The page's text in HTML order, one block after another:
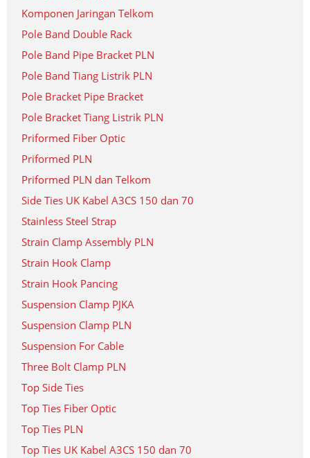
Komponen Jaringan Telkom
Pole Band Double Rack
Pole Band Pipe Bracket PLN
Pole Band Tiang Listrik PLN
Pole Bracket Pipe Bracket
Pole Bracket Tiang Listrik PLN
Priformed Fiber Optic
Priformed PLN
Priformed PLN dan Telkom
Side Ties UK Kabel A3CS 150 dan 70
Stainless Steel Strap
Strain Clamp Assembly PLN
Strain Hook Clamp
Strain Hook Pancing
Suspension Clamp PJKA
Suspension Clamp PLN
Suspension For Cable
Three Bolt Clamp PLN
Top Side Ties
Top Ties Fiber Optic
Top Ties PLN
Top Ties UK Kabel A3CS 150 dan 70